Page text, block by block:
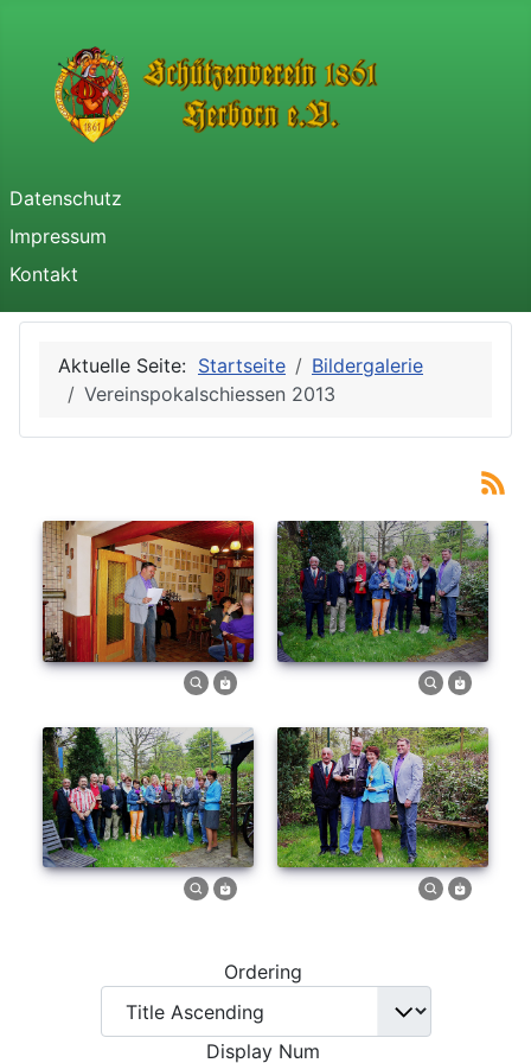
Datenschutz
Impressum
Kontakt
Aktuelle Seite: Startseite
Bildergalerie
Vereinspokalschiessen 2013
Ordering
Display Num